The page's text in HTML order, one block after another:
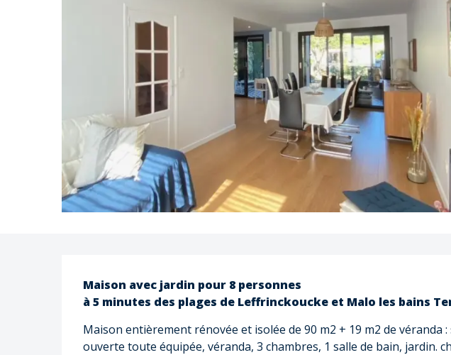
Description
Maison avec jardin pour 8 personnes
à 5 minutes des plages de Leffrinckoucke et Malo les bains
Maison entièrement rénovée et isolée de 90 m2 + 19 m2 de véranda
ouverte toute équipée, véranda, 3 chambres, 1 salle de bain, jardin.